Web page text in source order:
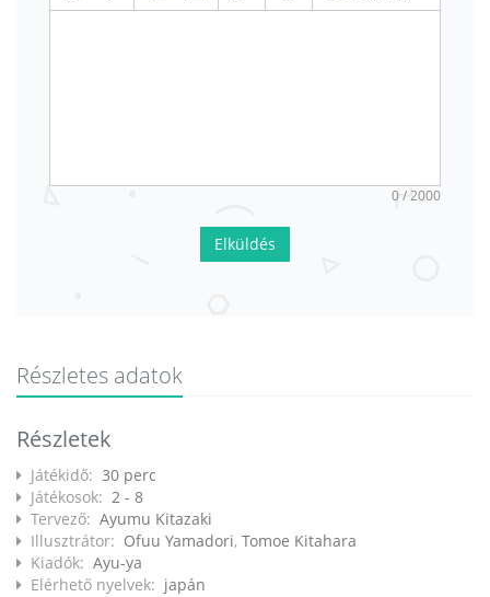
0 / 2000
Elküldés
Részletes adatok
Részletek
Játékidő: 30 perc
Játékosok: 2 - 8
Tervező: Ayumu Kitazaki
Illusztrátor: Ofuu Yamadori, Tomoe Kitahara
Kiadók: Ayu-ya
Elérhető nyelvek: japán